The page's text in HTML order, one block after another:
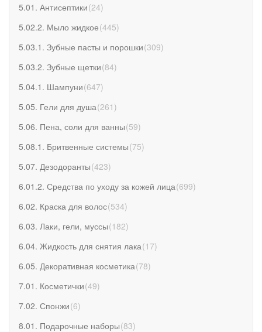
5.01. Антисептики(24)
5.02.2. Мыло жидкое(445)
5.03.1. Зубные пасты и порошки(309)
5.03.2. Зубные щетки(84)
5.04.1. Шампуни(647)
5.05. Гели для душа(261 )
5.06. Пена, соли для ванны(59)
5.08.1. Бритвенные системы(75)
5.07. Дезодоранты(423)
6.01.2. Средства по уходу за кожей лица(699)
6.02. Краска для волос(534)
6.03. Лаки, гели, муссы(182)
6.04. Жидкость для снятия лака(17)
6.05. Декоративная косметика(78)
7.01. Косметички(49)
7.02. Спонжи(6)
8.01. Подарочные наборы(83)